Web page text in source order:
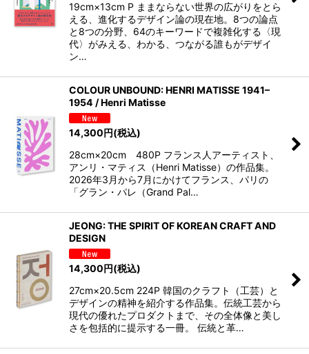
19cm×13cm P ままならない世界の広がりをとら
える、進化するデザイン論の現在地。8つの論点
と8つの分野、64のキーワードで複雑化する〈現
代〉がみえる、わかる、つながる誰もがデザイ
ン…
COLOUR UNBOUND: HENRI MATISSE 1941–
1954 / Henri Matisse
14,300円(税込)
28cm×20cm 480P フランス人アーティスト、
アンリ・マティス（Henri Matisse）の作品集。
2026年3月から7月にかけてフランス、パリの
「グラン・パレ（Grand Pal…
JEONG: THE SPIRIT OF KOREAN CRAFT AND
DESIGN
14,300円(税込)
27cm×20.5cm 224P 韓国のクラフト（工芸）と
デザインの精神を紹介する作品集。伝統工芸から
現代の優れたプロダクトまで、その全体像と美し
さを包括的に提示する一冊。 伝統と革…